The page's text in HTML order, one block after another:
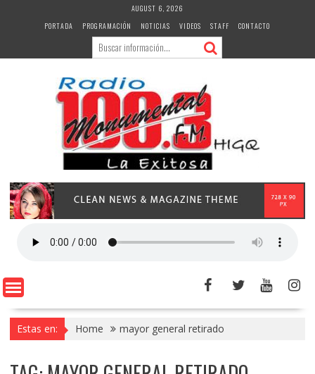
AUGUST 6, 2026
PORTADA
PROGRAMACIÓN NOTICIAS VIDEOS STAFF CONTACTO
Estas en: Home mayor general retirado